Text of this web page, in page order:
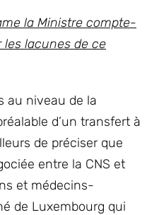
la Ministre compte-
les lacunes de ce
au niveau de la
d’un transfert à
de préciser que
entre la CNS et
et médecins-
de Luxembourg qui